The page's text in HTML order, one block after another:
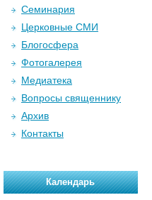
Семинария
Церковные СМИ
Блогосфера
Фотогалерея
Медиатека
Вопросы священнику
Архив
Контакты
Календарь